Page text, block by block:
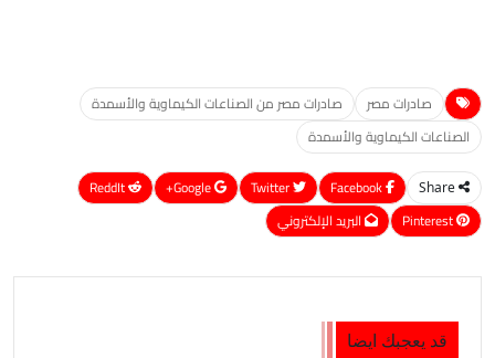
صادرات مصر
صادرات مصر من الصناعات الكيماوية والأسمدة
الصناعات الكيماوية والأسمدة
Share
Google+
ReddIt
Pinterest
البريد الإلكتروني
قد يعجبك ايضا